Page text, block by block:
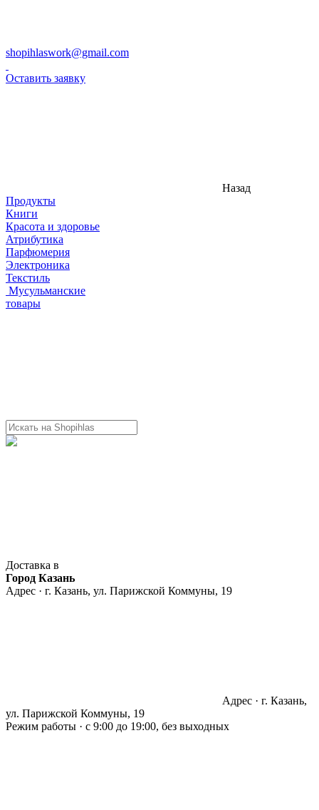
shopihlaswork@gmail.com
Оставить заявку
Назад
Продукты
Книги
Красота и здоровье
Атрибутика
Парфюмерия
Электроника
Текстиль
Мусульманские
товары
Доставка в
Город Казань
Адрес · г. Казань, ул. Парижской Коммуны, 19
Адрес · г. Казань,
ул. Парижской Коммуны, 19
Режим работы · с 9:00 до 19:00, без выходных